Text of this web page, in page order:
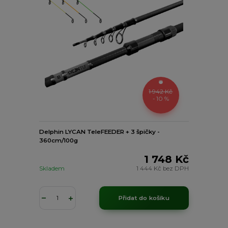
1 942 Kč
- 10 %
Delphin LYCAN TeleFEEDER + 3 špičky -
360cm/100g
1 748 Kč
1 444 Kč bez DPH
Skladem
Přidat do košíku